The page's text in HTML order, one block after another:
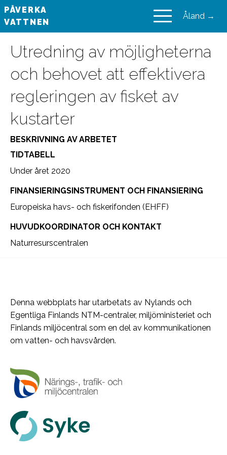
PÅVERKA
VATTNEN
Åland →
Utredning av möjligheterna
och behovet att effektivera
regleringen av fisket av
kustarter
BESKRIVNING AV ARBETET
TIDTABELL
Under året 2020
FINANSIERINGSINSTRUMENT OCH FINANSIERING
Europeiska havs- och fiskerifonden (EHFF)
HUVUDKOORDINATOR OCH KONTAKT
Naturresurscentralen
Denna webbplats har utarbetats av Nylands och
Egentliga Finlands NTM-centraler, miljöministeriet och
Finlands miljöcentral som en del av kommunikationen
om vatten- och havsvården.